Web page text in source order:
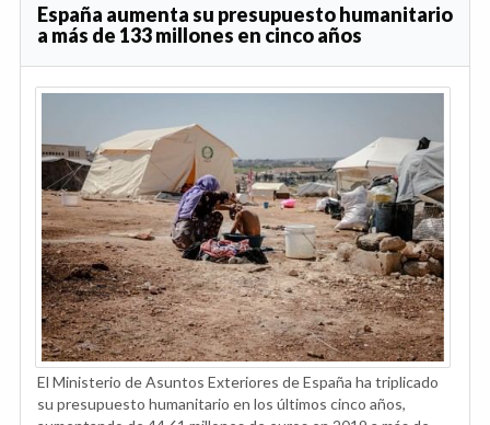
España aumenta su presupuesto humanitario
a más de 133 millones en cinco años
El Ministerio de Asuntos Exteriores de España ha triplicado
su presupuesto humanitario en los últimos cinco años,